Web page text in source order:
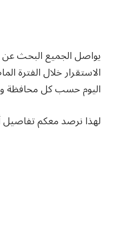
يواصل الجميع البحث
الاستقرار خلال الفترة
اليوم حسب كل محافظة
لهذا نرصد معكم تفاصيل أسعار اللحوم